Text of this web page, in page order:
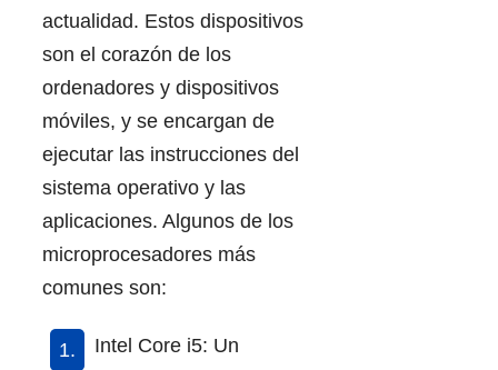
actualidad. Estos dispositivos
son el corazón de los
ordenadores y dispositivos
móviles, y se encargan de
ejecutar las instrucciones del
sistema operativo y las
aplicaciones. Algunos de los
microprocesadores más
comunes son:
Intel Core i5: Un